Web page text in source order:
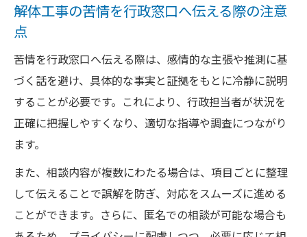
解体工事の苦情を行政窓口へ伝える際の注意
点
苦情を行政窓口へ伝える際は、感情的な主張や推測に基
づく話を避け、具体的な事実と証拠をもとに冷静に説明
することが必要です。これにより、行政担当者が状況を
正確に把握しやすくなり、適切な指導や調査につながり
ます。
また、相談内容が複数にわたる場合は、項目ごとに整理
して伝えることで誤解を防ぎ、対応をスムーズに進める
ことができます。さらに、匿名での相談が可能な場合も